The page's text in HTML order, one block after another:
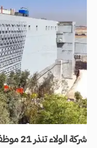
شركة الولاء تنذر 21 موظفاً (أسماء)